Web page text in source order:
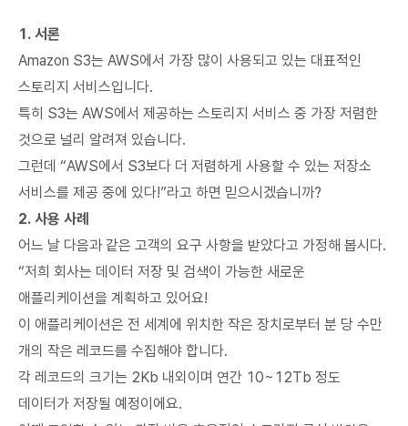
1. 서론
Amazon S3는 AWS에서 가장 많이 사용되고 있는 대표적인
스토리지 서비스입니다.
특히 S3는 AWS에서 제공하는 스토리지 서비스 중 가장 저렴한
것으로 널리 알려져 있습니다.
그런데 “AWS에서 S3보다 더 저렴하게 사용할 수 있는 저장소
서비스를 제공 중에 있다!”라고 하면 믿으시겠습니까?
2. 사용 사례
어느 날 다음과 같은 고객의 요구 사항을 받았다고 가정해 봅시다.
“저희 회사는 데이터 저장 및 검색이 가능한 새로운
애플리케이션을 계획하고 있어요!
이 애플리케이션은 전 세계에 위치한 작은 장치로부터 분 당 수만
개의 작은 레코드를 수집해야 합니다.
각 레코드의 크기는 2Kb 내외이며 연간 10~12Tb 정도
데이터가 저장될 예정이에요.